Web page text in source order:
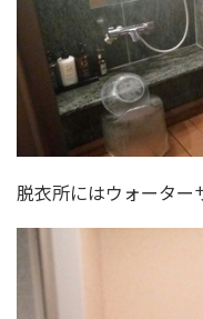
脱衣所にはウォーター